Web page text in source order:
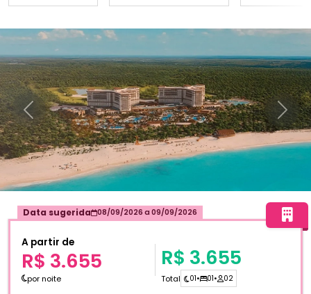
Anterior
Data sugerida 08/09/2026 a 09/09/2026
A partir de
R$ 3.655
por noite
R$ 3.655
Total 01• 01• 02